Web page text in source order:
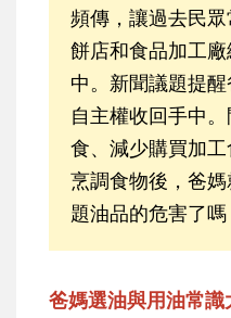
頻傳，讓過去民
餅店和食品加工
中。新聞議題提
自主權收回手中
食、減少購買加
烹調食物後，爸
題油品的危害了嗎
爸媽選油與用油常識